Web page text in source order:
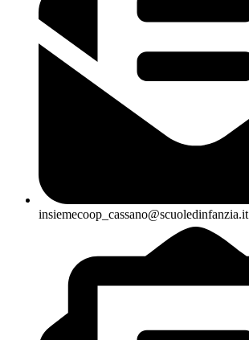
insiemecoop_cassano@scuoledinfanzia.it